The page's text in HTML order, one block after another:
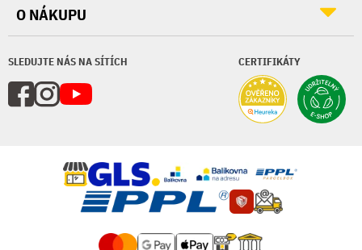
SLEDUJTE NÁS NA SÍTÍCH CERTIFIKÁTY
O NÁKUPU